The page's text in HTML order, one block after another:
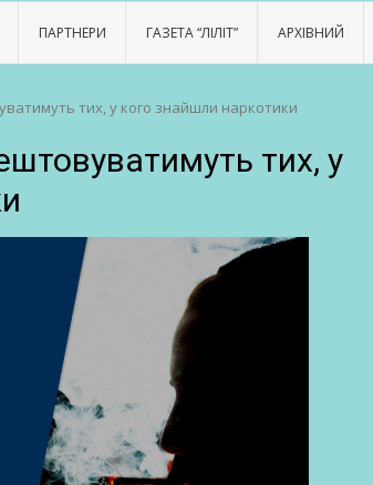
ПАРТНЕРИ ГАЗЕТА “ЛІЛІТ” АРХІВНИЙ
тих, у кого знайшли наркотики
тих, у